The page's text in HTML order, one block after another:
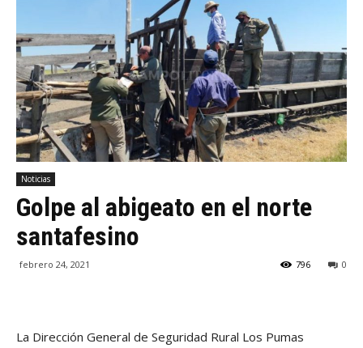
Noticias
Golpe al abigeato en el norte
santafesino
febrero 24, 2021 0
796
La Dirección General de Seguridad Rural Los Pumas